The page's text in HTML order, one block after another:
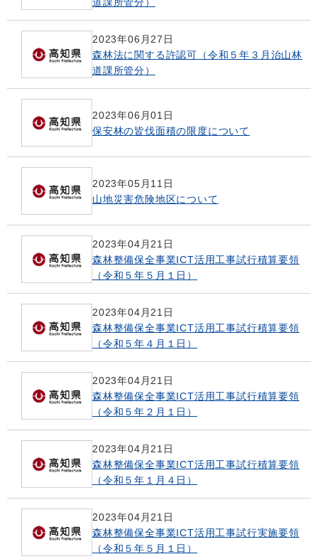
2023年06月27日
森林法に関する許認可（令和５年３月治山林
道課所管分）
2023年06月01日
保安林の皆伐面積の限度について
2023年05月11日
山地災害危険地区について
2023年04月21日
森林整備保全事業ICT活用工事試行積算要領
（令和５年５月１日）
2023年04月21日
森林整備保全事業ICT活用工事試行積算要領
（令和５年４月１日）
2023年04月21日
森林整備保全事業ICT活用工事試行積算要領
（令和５年２月１日）
2023年04月21日
森林整備保全事業ICT活用工事試行積算要領
（令和５年１月４日）
2023年04月21日
森林整備保全事業ICT活用工事試行実施要領
（令和５年５月１日）